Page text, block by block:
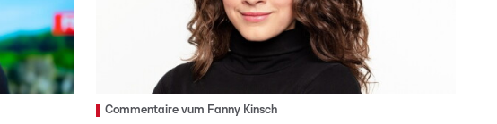
Commentaire vum Fanny Kinsch